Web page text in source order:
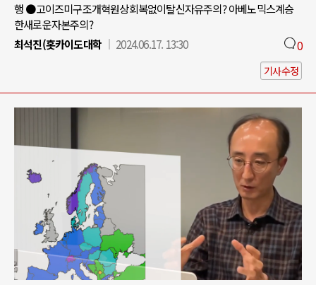
행 ●고이즈미구조개혁원상회복없이탈신자유주의? 아베노믹스계승
한새로운자본주의?
최석진(홋카이도대학
2024.06.17. 13:30 0
기사수정